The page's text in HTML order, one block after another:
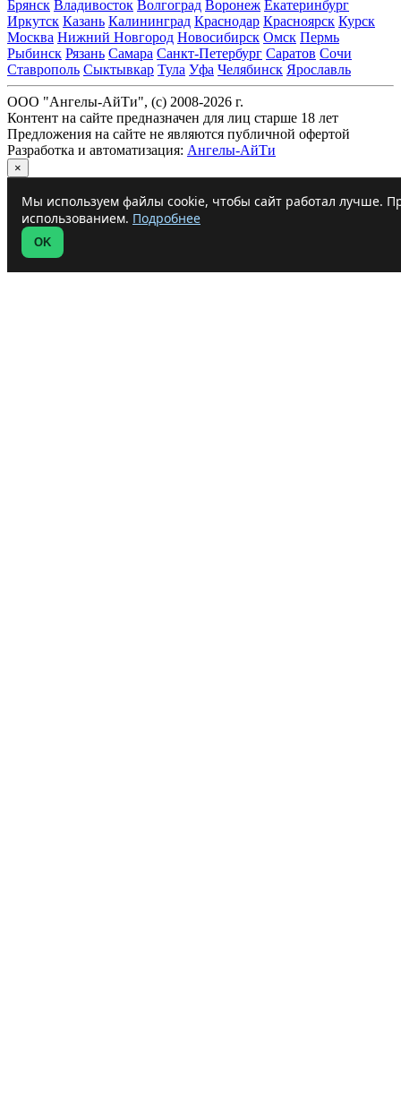
Брянск Владивосток Волгоград Воронеж Екатеринбург
Иркутск Казань Калининград Краснодар Красноярск Курск
Москва Нижний Новгород Новосибирск Омск Пермь
Рыбинск Рязань Самара Санкт-Петербург Саратов Сочи
Ставрополь Сыктывкар Тула Уфа Челябинск Ярославль
ООО "Ангелы-АйТи", (c) 2008-2026 г.
Контент на сайте предназначен для лиц старше 18 лет
Предложения на сайте не являются публичной офертой
Разработка и автоматизация: Ангелы-АйТи
×
Мы используем файлы cookie, чтобы сайт работал лучше.
использованием. Подробнее
OK